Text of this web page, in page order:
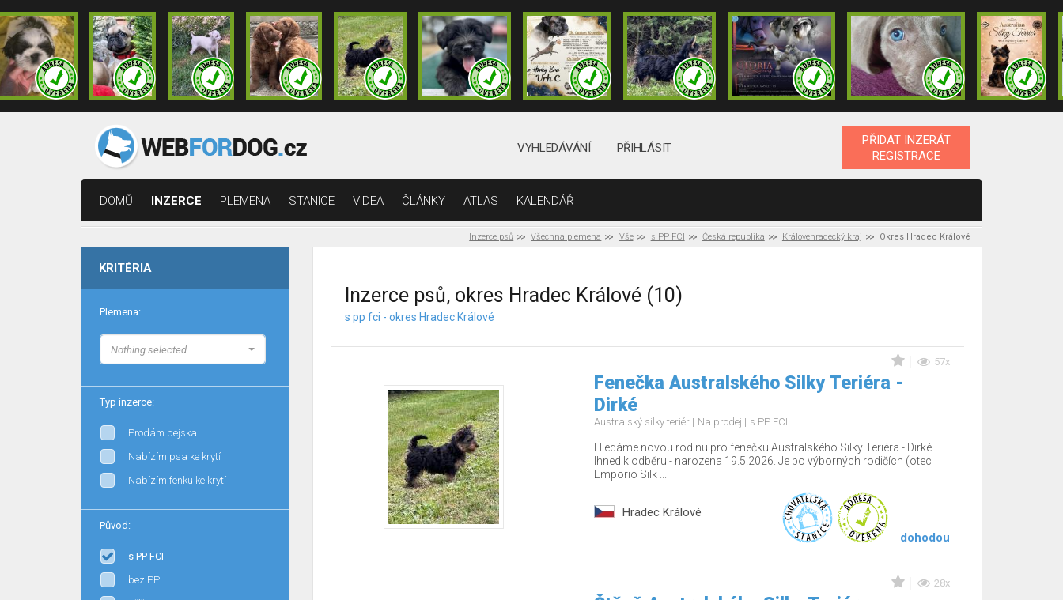
VYHLEDÁVÁNÍ PŘIHLÁSIT
PŘIDAT INZERÁT
REGISTRACE
DOMŮ INZERCE PLEMENA STANICE VIDEA ČLÁNKY ATLAS KALENDÁŘ
Inzerce psů Všechna plemena Vše s PP FCI Česká republika Královehradecký kraj Okres Hradec Králové
KRITÉRIA
Plemena:
Nothing selected
Typ inzerce:
Prodám pejska
Nabízím psa ke krytí
Nabízím fenku ke krytí
Původ:
s PP FCI
bez PP
Inzerce psů, okres Hradec Králové (10)
s pp fci - okres Hradec Králové
57x
Fenečka Australského Silky Teriéra -
Dirké
Australský silky teriér Na prodej s PP FCI
Hledáme novou rodinu pro fenečku Australského Silky Teriéra - Dirké.
Ihned k odběru - narozena 19.5.2026. Je po výborných rodičích (otec
Emporio Silk ...
Hradec Králové
dohodou
28x